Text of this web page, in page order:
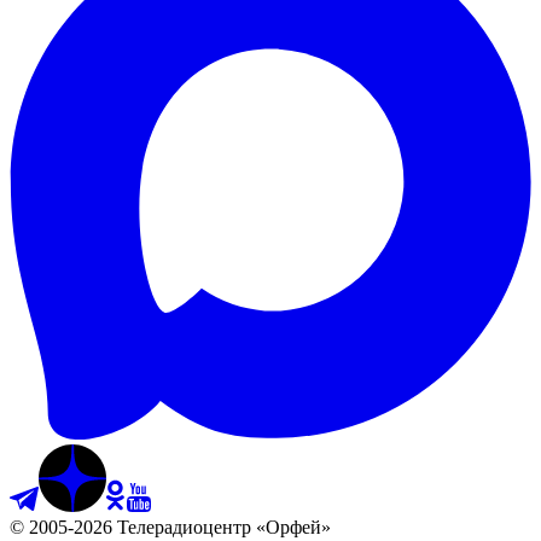
© 2005-2026 Телерадиоцентр «Орфей»